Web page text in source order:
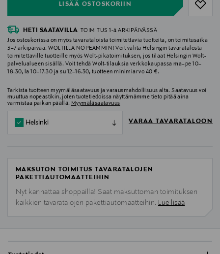
LISÄÄ OSTOSKORIIN
HETI SAATAVILLA
TOIMITUS 1-4 ARKIPÄIVÄSSÄ
Jos ostoskorissa on myös tavarataloista toimitettavia tuotteita, on toimitusaika
3–7 arkipäivää. WOLTILLA NOPEAMMIN! Voit valita Helsingin tavaratalosta
toimitettaville tuotteille myös Wolt-pikatoimituksen, jos tilaat Helsingin Wolt-
palvelualueen sisällä. Voit tehdä Wolt-tilauksia verkkokaupassa ma–pe 10–
18.30, la 10–17.30 ja su 12–16.30, tuotteen minimiarvo 40 €.
Tarkista tuotteen myymäläsaatavuus ja varausmahdollisuus alta. Saatavuus voi
muuttua nopeastikin, joten tuotetiedoissa näyttämämme tieto pitää aina
varmistaa paikan päällä. Myymäläsaatavuus
Helsinki VARAA TAVARATALOON
MAKSUTON TOIMITUS TAVARATALOJEN
PAKETTIAUTOMAATTEIHIN
Nyt kannattaa shoppailla! Saat maksuttoman toimituksen
kaikkien tavaratalojen pakettiautomaatteihin. Lue lisää